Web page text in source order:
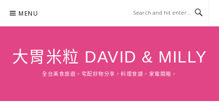
content
MENU
大胃米粒 DAVID & MILLY
全台美食旅遊。宅配好物分享。料理食譜。家電開箱。